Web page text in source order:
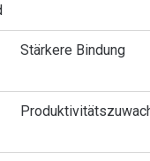
Stärkere Bindung